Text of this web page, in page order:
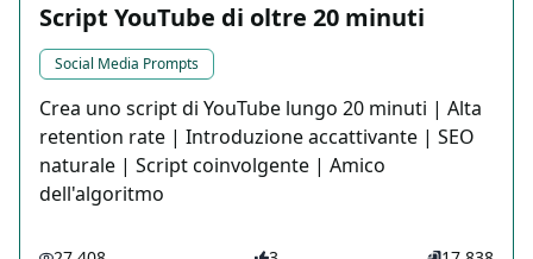
Script YouTube di oltre 20 minuti
Social Media Prompts
Crea uno script di YouTube lungo 20 minuti | Alta
retention rate | Introduzione accattivante | SEO
naturale | Script coinvolgente | Amico
dell'algoritmo